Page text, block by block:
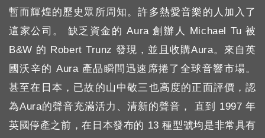
暫而輝煌的歷史眾所周知。許多熱愛音樂的人加入了
這家公司。 缺乏資金的 Aura 創辦人 Michael Tu 被
B&W 的 Robert Trunz 發現，並且收購Aura。來自英
國沃辛的 Aura 產品瞬間迅速席捲了全球音響市場。
甚至在日本，已故的山中敬三也高度的正面評價，認
為Aura的聲音充滿活力、清新的聲音， 直到 1997 年
英國停產之前，在日本發布的 13 種型號均是非常具有